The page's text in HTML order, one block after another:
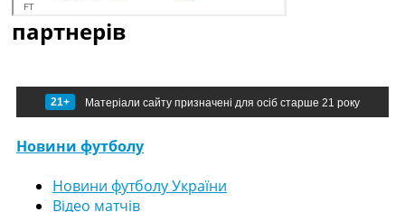
партнерів
21+ Матеріали сайту призначені для осіб старше 21 року
Новини футболу
Новини футболу України
Відео матчів